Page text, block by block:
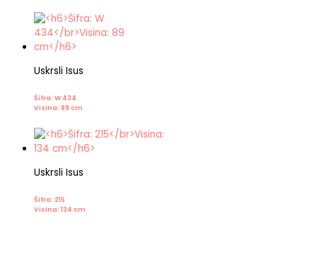
Uskrsli Isus
Šifra: W 434
Visina: 89 cm
Uskrsli Isus
Šifra: 215
Visina: 134 cm